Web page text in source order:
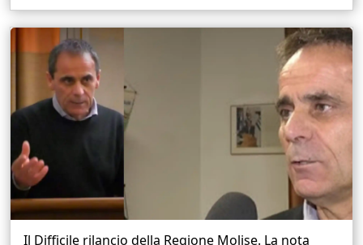
Il Difficile rilancio della Regione Molise. La nota